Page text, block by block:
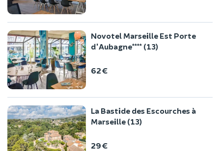
Novotel Marseille Est Porte
d'Aubagne**** (13)
62 €
La Bastide des Escourches à
Marseille (13)
29 €